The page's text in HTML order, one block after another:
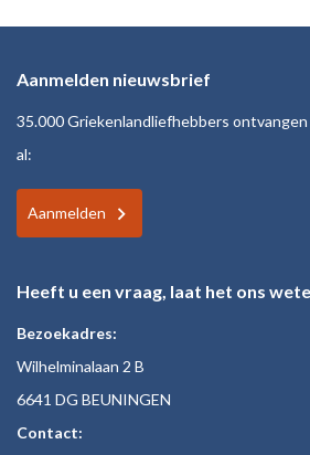
Aanmelden nieuwsbrief
35.000 Griekenlandliefhebbers ontvangen
al:
Aanmelden
Heeft u een vraag, laat het ons
Bezoekadres:
Wilhelminalaan 2 B
6641 DG BEUNINGEN
Contact: